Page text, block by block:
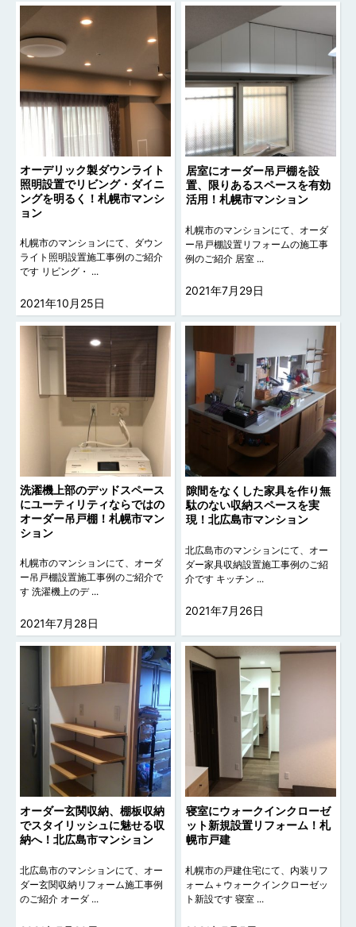
オーデリック製ダウンライト
照明設置でリビング・ダイニ
ングを明るく！札幌市マンシ
ョン
札幌市のマンションにて、ダウン
ライト照明設置施工事例のご紹介
です リビング・ ...
2021年10月25日
居室にオーダー吊戸棚を設
置、限りあるスペースを有効
活用！札幌市マンション
札幌市のマンションにて、オーダ
ー吊戸棚設置リフォームの施工事
例のご紹介 居室 ...
2021年7月29日
洗濯機上部のデッドスペース
にユーティリティならではの
オーダー吊戸棚！札幌市マン
ション
札幌市のマンションにて、オーダ
ー吊戸棚設置施工事例のご紹介で
す 洗濯機上のデ ...
2021年7月28日
隙間をなくした家具を作り無
駄のない収納スペースを実
現！北広島市マンション
北広島市のマンションにて、オー
ダー家具収納設置施工事例のご紹
介です キッチン ...
2021年7月26日
オーダー玄関収納、棚板収納
でスタイリッシュに魅せる収
納へ！北広島市マンション
北広島市のマンションにて、オー
ダー玄関収納リフォーム施工事例
のご紹介 オーダ ...
寝室にウォークインクローゼ
ット新規設置リフォーム！札
幌市戸建
札幌市の戸建住宅にて、内装リフ
ォーム＋ウォークインクローゼッ
ト新設です 寝室 ...